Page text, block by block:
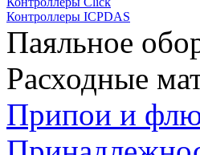
Контроллеры ICPDAS
Паяльное
Расходные
Припои и